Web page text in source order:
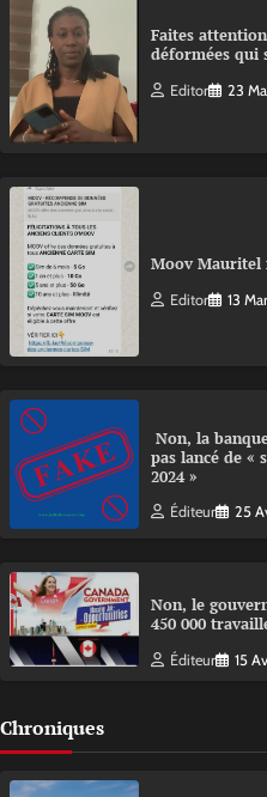
Faites
déformées qui
Editor 23
Moov Mauritel
Editor 13
Non, la
pas lancé de «
2024 »
Éditeur 25
Non, le
450 000
Éditeur 15
Chroniques